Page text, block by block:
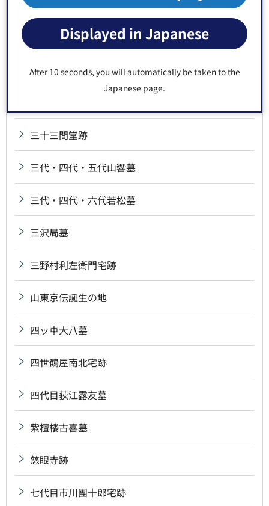
Displayed in Japanese
After 10 seconds, you will automatically be taken to the
Japanese page.
斎藤鶴磯宅跡
斎藤堀跡
三井親和墓
三十三間堂跡
三代・四代・五代山響墓
三代・四代・六代若松墓
三沢局墓
三野村利左衛門宅跡
山東京伝誕生の地
四ッ車大八墓
四世鶴屋南北宅跡
四代目荻江露友墓
紫檀楼古喜墓
慈眼寺跡
七代目市川團十郎宅跡